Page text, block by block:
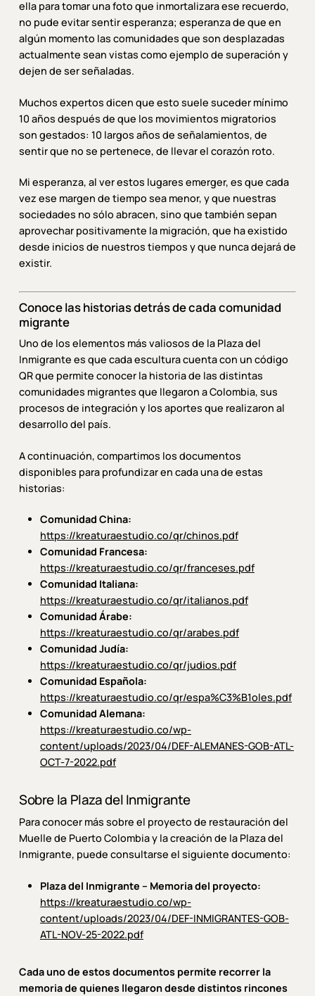
ella para tomar una foto que inmortalizara ese recuerdo,
no pude evitar sentir esperanza; esperanza de que en
algún momento las comunidades que son desplazadas
actualmente sean vistas como ejemplo de superación y
dejen de ser señaladas.
Muchos expertos dicen que esto suele suceder mínimo
10 años después de que los movimientos migratorios
son gestados: 10 largos años de señalamientos, de
sentir que no se pertenece, de llevar el corazón roto.
Mi esperanza, al ver estos lugares emerger, es que cada
vez ese margen de tiempo sea menor, y que nuestras
sociedades no sólo abracen, sino que también sepan
aprovechar positivamente la migración, que ha existido
desde inicios de nuestros tiempos y que nunca dejará de
existir.
Conoce las historias detrás de cada comunidad
migrante
Uno de los elementos más valiosos de la Plaza del
Inmigrante es que cada escultura cuenta con un código
QR que permite conocer la historia de las distintas
comunidades migrantes que llegaron a Colombia, sus
procesos de integración y los aportes que realizaron al
desarrollo del país.
A continuación, compartimos los documentos
disponibles para profundizar en cada una de estas
historias:
Comunidad China:
https://kreaturaestudio.co/qr/chinos.pdf
Comunidad Francesa:
https://kreaturaestudio.co/qr/franceses.pdf
Comunidad Italiana:
https://kreaturaestudio.co/qr/italianos.pdf
Comunidad Árabe:
https://kreaturaestudio.co/qr/arabes.pdf
Comunidad Judía:
https://kreaturaestudio.co/qr/judios.pdf
Comunidad Española:
https://kreaturaestudio.co/qr/espa%C3%B1oles.pdf
Comunidad Alemana:
https://kreaturaestudio.co/wp-
content/uploads/2023/04/DEF-ALEMANES-GOB-ATL-
OCT-7-2022.pdf
Sobre la Plaza del Inmigrante
Para conocer más sobre el proyecto de restauración del
Muelle de Puerto Colombia y la creación de la Plaza del
Inmigrante, puede consultarse el siguiente documento:
Plaza del Inmigrante – Memoria del proyecto:
https://kreaturaestudio.co/wp-
content/uploads/2023/04/DEF-INMIGRANTES-GOB-
ATL-NOV-25-2022.pdf
Cada uno de estos documentos permite recorrer la
memoria de quienes llegaron desde distintos rincones